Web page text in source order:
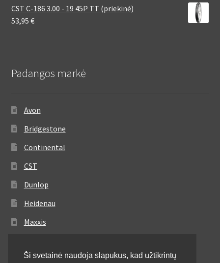
CST C-186 3.00 - 19 45P TT (priekinė)
53,95 €
Padangos markė
Avon
Bridgestone
Continental
CST
Dunlop
Heidenau
Maxxis
Michelin
Ši svetainė naudoja slapukus, kad užtikrintų